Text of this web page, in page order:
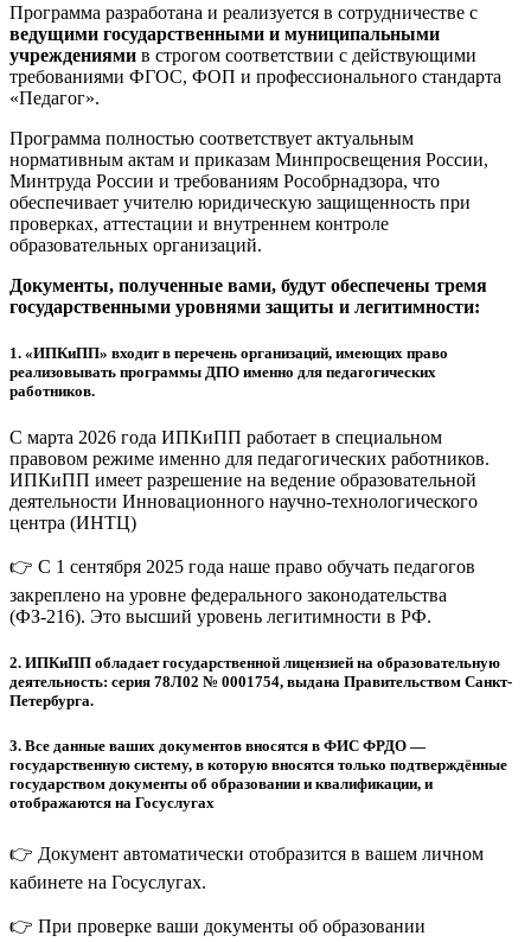
Программа разработана и реализуется в сотрудничестве с
ведущими государственными и муниципальными
учреждениями в строгом соответствии с действующими
требованиями ФГОС, ФОП и профессионального стандарта
«Педагог».
Программа полностью соответствует актуальным
нормативным актам и приказам Минпросвещения России,
Минтруда России и требованиям Рособрнадзора, что
обеспечивает учителю юридическую защищенность при
проверках, аттестации и внутреннем контроле
образовательных организаций.
Документы, полученные вами, будут обеспечены тремя
государственными уровнями защиты и легитимности:
1. «ИПКиПП» входит в перечень организаций, имеющих право
реализовывать программы ДПО именно для педагогических
работников.
С марта 2026 года ИПКиПП работает в специальном
правовом режиме именно для педагогических работников.
ИПКиПП имеет разрешение на ведение образовательной
деятельности Инновационного научно-технологического
центра (ИНТЦ)
👉 С 1 сентября 2025 года наше право обучать педагогов
закреплено на уровне федерального законодательства
(ФЗ-216). Это высший уровень легитимности в РФ.
2. ИПКиПП обладает государственной лицензией на образовательную
деятельность: серия 78Л02 № 0001754, выдана Правительством Санкт-
Петербурга.
3. Все данные ваших документов вносятся в ФИС ФРДО —
государственную систему, в которую вносятся только подтверждённые
государством документы об образовании и квалификации, и
отображаются на Госуслугах
👉 Документ автоматически отобразится в вашем личном
кабинете на Госуслугах.
👉 При проверке ваши документы об образовании